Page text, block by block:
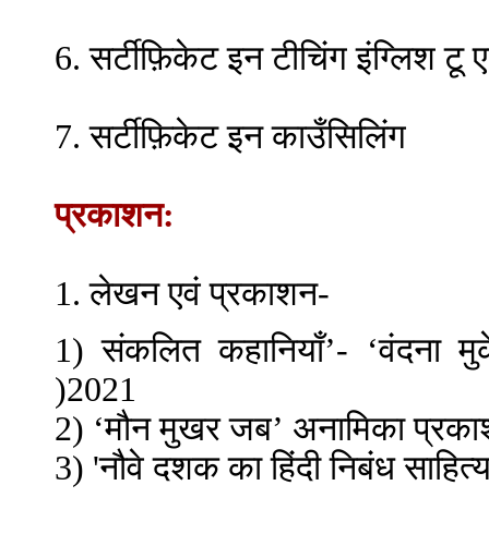
6. सर्टीफ़िकेट इन टीचिंग इंग्लिश
7. सर्टीफ़िकेट इन काउँसिलिंग
प्रकाशन:
1. लेखन एवं प्रकाशन-
1) संकलित कहानियाँ’-
)2021
2) ‘मौन मुखर जब’ अनामिका
3) 'नौवे दशक का हिंदी निबंध